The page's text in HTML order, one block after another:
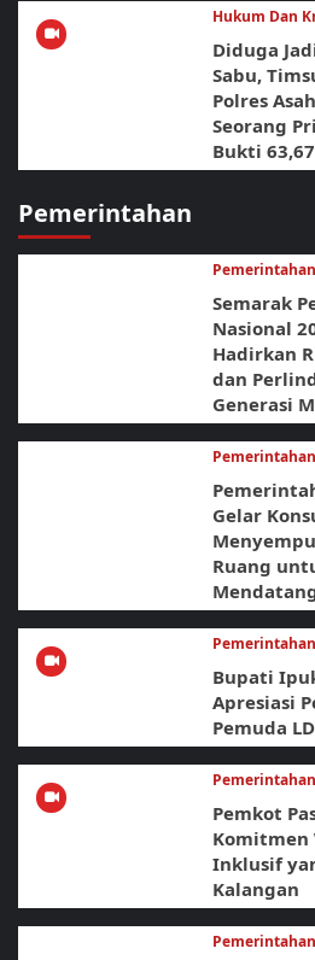
Hukum Dan
Diduga
Sabu,
Polres
Seorang
Bukti
Pemerintahan
Pemerintahan
Semarak
Nasional
Hadirkan
dan
Generasi
Pemerintahan
Gelar
Ruang
Pemerintahan
Bupati
Apresiasi
Pemuda
Pemerintahan
Pemkot
Komitmen
Inklusif
Kalangan
Pemerintahan